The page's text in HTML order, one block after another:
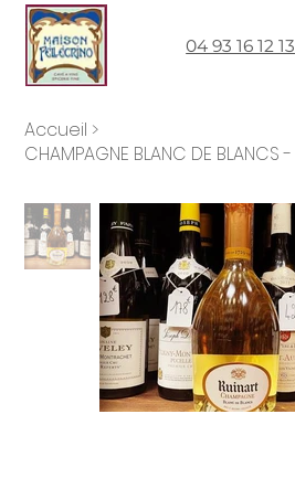
04 93 16 12 13
Accueil >